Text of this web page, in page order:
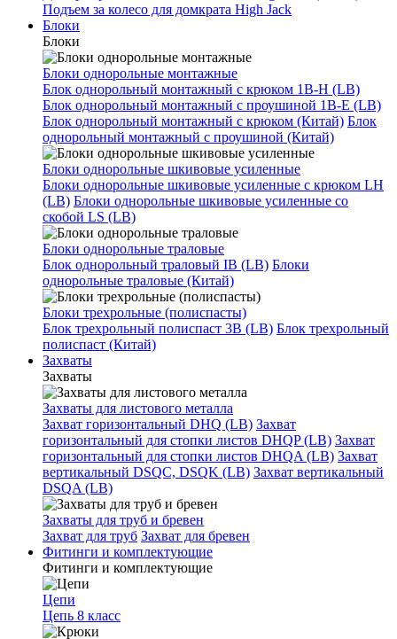
Подъем за колесо для домкрата High Jack
Блоки
Блоки
Блоки однорольные монтажные
Блок однорольный монтажный с крюком 1B-H (LB)
Блок однорольный монтажный с проушиной 1B-E (LB)
Блок однорольный монтажный с крюком (Китай) Блок
однорольный монтажный с проушиной (Китай)
Блоки однорольные шкивовые усиленные
Блоки однорольные шкивовые усиленные с крюком LH
(LB) Блоки однорольные шкивовые усиленные со
скобой LS (LB)
Блоки однорольные траловые
Блок однорольный траловый IB (LB) Блоки
однорольные траловые (Китай)
Блоки трехрольные (полиспасты)
Блок трехрольный полиспаст 3B (LB) Блок трехрольный
полиспаст (Китай)
Захваты
Захваты
Захваты для листового металла
Захват горизонтальный DHQ (LB) Захват
горизонтальный для стопки листов DHQP (LB) Захват
горизонтальный для стопки листов DHQA (LB) Захват
вертикальный DSQC, DSQK (LB) Захват вертикальный
DSQA (LB)
Захваты для труб и бревен
Захват для труб Захват для бревен
Фитинги и комплектующие
Фитинги и комплектующие
Цепи
Цепь 8 класс